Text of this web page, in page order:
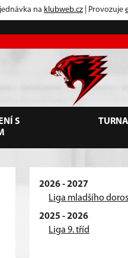
na klubweb.cz | Provozuje
S
2026 - 2027
Liga mladšího
2025 - 2026
Liga 9. tříd